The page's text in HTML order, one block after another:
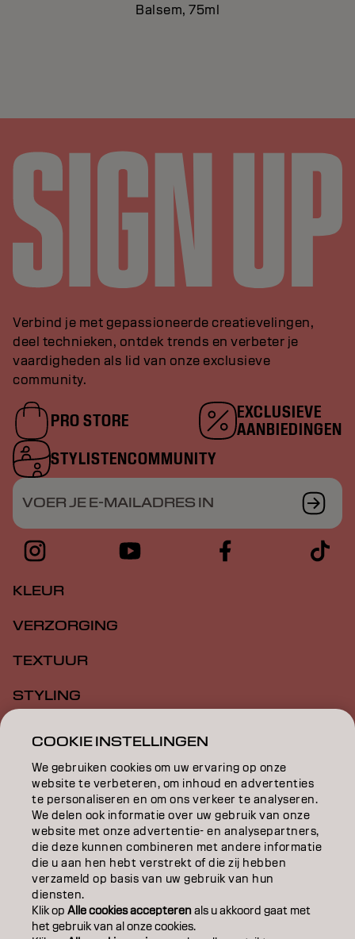
Balsem, 75ml
Verbind je met gepassioneerde creatievelingen,
deel technieken, ontdek trends en verbeter je
vaardigheden als lid van onze exclusieve
community.
PRO STORE
EXCLUSIEVE
AANBIEDINGEN
STYLISTENCOMMUNITY
VOER JE E-MAILADRES IN
KLEUR
VERZORGING
TEXTUUR
STYLING
EDUCATION
OVER
SALONVINDER
WORD PARTNER
CONTACT
COOKIE INSTELLINGEN
We gebruiken cookies om uw ervaring op onze
website te verbeteren, om inhoud en advertenties
te personaliseren en om ons verkeer te analyseren.
We delen ook informatie over uw gebruik van onze
website met onze advertentie- en analysepartners,
die deze kunnen combineren met andere informatie
die u aan hen hebt verstrekt of die zij hebben
verzameld op basis van uw gebruik van hun
diensten.
Klik opAlle cookies accepterenals u akkoord gaat met
het gebruik van al onze cookies.